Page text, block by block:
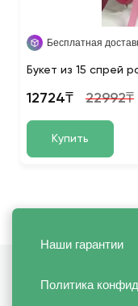
Бесплатная
Букет из 15 спрей
12724₸ 22992₸
Купить
Наши гарантии
Политика